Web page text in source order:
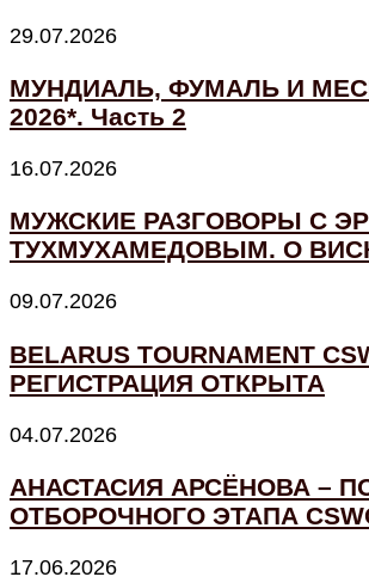
29.07.2026
МУНДИАЛЬ, ФУМАЛЬ И
2026*. Часть 2
16.07.2026
МУЖСКИЕ РАЗГОВОРЫ С
ТУХМУХАМЕДОВЫМ. О
09.07.2026
BELARUS TOURNAMENT
РЕГИСТРАЦИЯ ОТКРЫТА
04.07.2026
АНАСТАСИЯ АРСЁНОВА –
ОТБОРОЧНОГО ЭТАПА
17.06.2026